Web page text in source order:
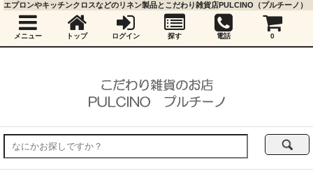
エプロンやキッチンクロスなどのリネン製品とこだわり雑貨店PULCINO（プルチーノ）
メニュー トップ ログイン 探す 電話 0